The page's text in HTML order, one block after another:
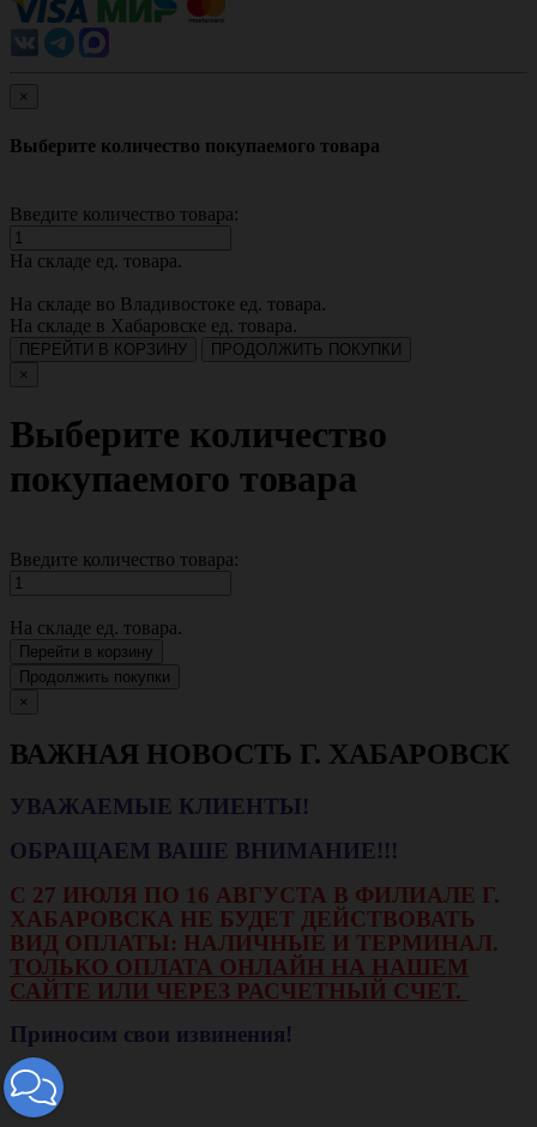
×
Выберите количество покупаемого товара
Введите количество товара:
На складе ед. товара.
На складе во Владивостоке ед. товара.
На складе в Хабаровске ед. товара.
ПЕРЕЙТИ В КОРЗИНУ
ПРОДОЛЖИТЬ ПОКУПКИ
×
Выберите количество
покупаемого товара
Введите количество товара:
На складе ед. товара.
Перейти в корзину
Продолжить покупки
×
ВАЖНАЯ НОВОСТЬ Г. ХАБАРОВСК
УВАЖАЕМЫЕ КЛИЕНТЫ!
ОБРАЩАЕМ ВАШЕ ВНИМАНИЕ!!!
С 27 ИЮЛЯ ПО 16 АВГУСТА В ФИЛИАЛЕ Г.
ХАБАРОВСКА НЕ БУДЕТ ДЕЙСТВОВАТЬ
ВИД ОПЛАТЫ: НАЛИЧНЫЕ И ТЕРМИНАЛ.
ТОЛЬКО ОПЛАТА ОНЛАЙН НА НАШЕМ
САЙТЕ ИЛИ ЧЕРЕЗ РАСЧЕТНЫЙ СЧЕТ.
Приносим свои извинения!